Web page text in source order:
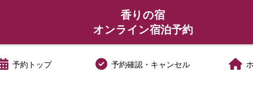
香りの宿
オンライン宿泊予約
予約トップ 予約確認・キャンセル